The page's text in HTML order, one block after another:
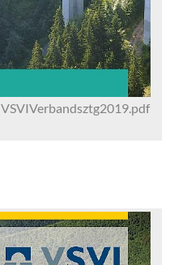
VSVIVerbandsztg2019.pdf